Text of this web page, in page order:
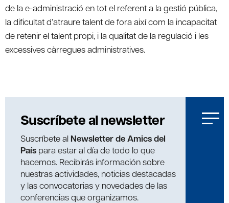
de la e-administració en tot el referent a la gestió pública,
la dificultat d’atraure talent de fora així com la incapacitat
de retenir el talent propi, i la qualitat de la regulació i les
excessives càrregues administratives.
Suscríbete al newsletter
Suscríbete al Newsletter de Amics del
País para estar al día de todo lo que
hacemos. Recibirás información sobre
nuestras actividades, noticias destacadas
y las convocatorias y novedades de las
conferencias que organizamos.